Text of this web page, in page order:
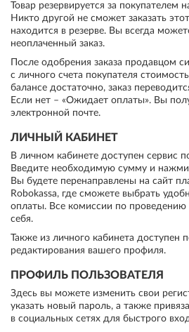
Товар резервируется за покупателем
Никто другой не сможет заказать
находится в резерве. Вы всегда
неоплаченный заказ.
После одобрения заказа продавцом
с личного счета покупателя
балансе достаточно, заказ
Если нет – «Ожидает оплаты». Вы
электронной почте.
ЛИЧНЫЙ КАБИНЕТ
В личном кабинете доступен сервис
Введите необходимую сумму и
Вы будете перенаправлены на сайт
Robokassa, где сможете выбрать
оплаты. Все комиссии по
себя.
Также из личного кабинета доступен
редактирования вашего профиля.
ПРОФИЛЬ ПОЛЬЗОВАТЕЛЯ
Здесь вы можете изменить свои
указать новый пароль, а также
в социальных сетях для быстрого